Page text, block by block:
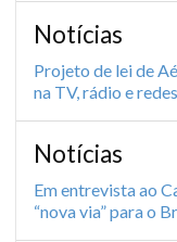
Notícias
Projeto de lei de
na TV, rádio e
Notícias
Em entrevista ao
“nova via” para o